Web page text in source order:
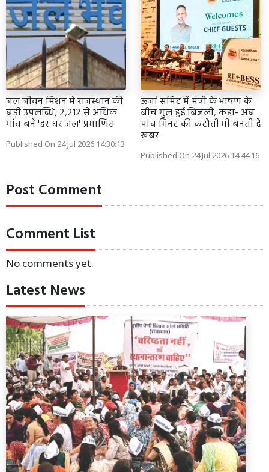
जल जीवन मिशन में राजस्थान की
बड़ी उपलब्धि, 2,212 से अधिक
गांव बने 'हर घर जल' प्रमाणित
Published On 24 Jul 2026 14:30:13
ऊर्जा समिट में मंत्री के भाषण के
बीच गुल हुई बिजली, कहा- अब
पांच मिनट की कटौती भी बनती है
खबर
Published On 24 Jul 2026 14:44:16
Post Comment
Comment List
No comments yet.
Latest News